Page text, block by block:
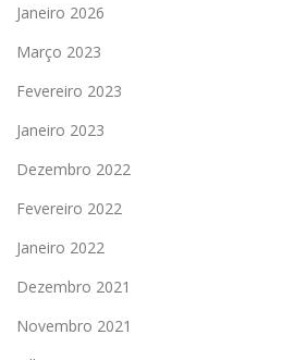
Janeiro 2026
Março 2023
Fevereiro 2023
Janeiro 2023
Dezembro 2022
Fevereiro 2022
Janeiro 2022
Dezembro 2021
Novembro 2021